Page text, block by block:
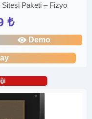
Sitesi Paketi – Fizyo
₺
Demo